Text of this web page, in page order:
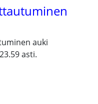
auki
asti.